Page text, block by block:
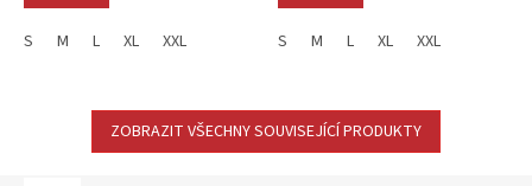
S M L XL XXL S M L XL XXL
ZOBRAZIT VŠECHNY SOUVISEJÍCÍ PRODUKTY